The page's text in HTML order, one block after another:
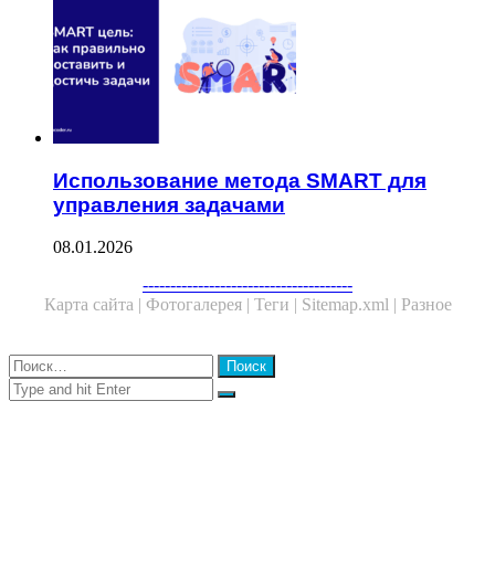
Использование метода SMART для
управления задачами
08.01.2026
--------------------------------------
Карта сайта | Фотогалерея | Теги | Sitemap.xml | Разное
Close
Найти:
Close
Search